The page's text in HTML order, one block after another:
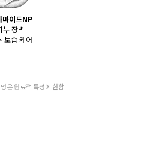
마이드NP
부 장벽
보습 케어
은 원료적 특성에 한함